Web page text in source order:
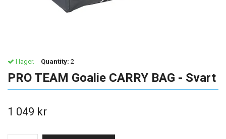
I lager. Quantity: 2
PRO TEAM Goalie CARRY BAG - Svart
1 049 kr